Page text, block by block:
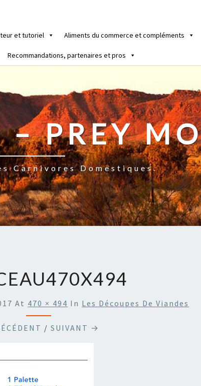
et tutoriel Aliments du commerce et compléments
Recommandations, partenaires et pros
– PREY
Carnivores Domestiques.
At 470 × 494 In Les Découpes De Viandes
/ SUIVANT →